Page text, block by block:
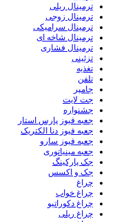
ترمینال ریلی
ترمینال زوجی
ترمینال سرامیکی
ترمینال شاخه ای
ترمینال فشاری
تزئینی
تغذیه
تلفن
جامپر
جت لایت
جشنواره
جعبه فیوز پارس استار
جعبه فیوز دنا الکتریک
جعبه فیوز سارو
جعبه مینیاتوری
جک پارکینگ
جک و اکسس
چراغ
چراغ خواب
چراغ دکوراتیو
چراغ ریلی